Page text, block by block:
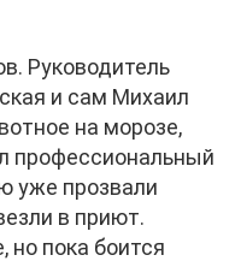
Руководитель
и сам Михаил
на морозе,
профессиональный
уже прозвали
в приют.
но пока боится